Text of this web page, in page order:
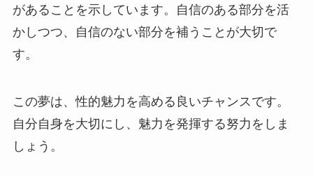
があることを示しています。自信のある部分を活
かしつつ、自信のない部分を補うことが大切で
す。
この夢は、性的魅力を高める良いチャンスです。
自分自身を大切にし、魅力を発揮する努力をしま
しょう。